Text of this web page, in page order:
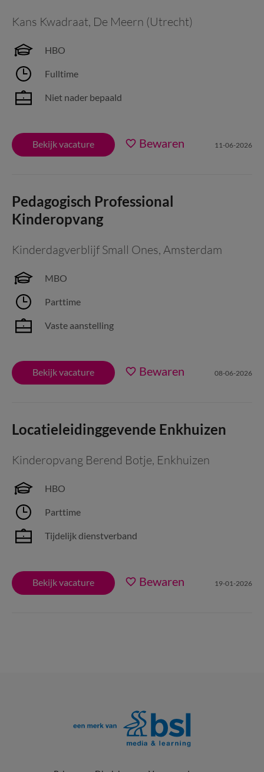
Kans Kwadraat, De Meern (Utrecht)
HBO
Fulltime
Niet nader bepaald
Bekijk vacature Bewaren 11-06-2026
Pedagogisch Professional
Kinderopvang
Kinderdagverblijf Small Ones, Amsterdam
MBO
Parttime
Vaste aanstelling
Bekijk vacature Bewaren 08-06-2026
Locatieleidinggevende Enkhuizen
Kinderopvang Berend Botje, Enkhuizen
HBO
Parttime
Tijdelijk dienstverband
Bekijk vacature Bewaren 19-01-2026